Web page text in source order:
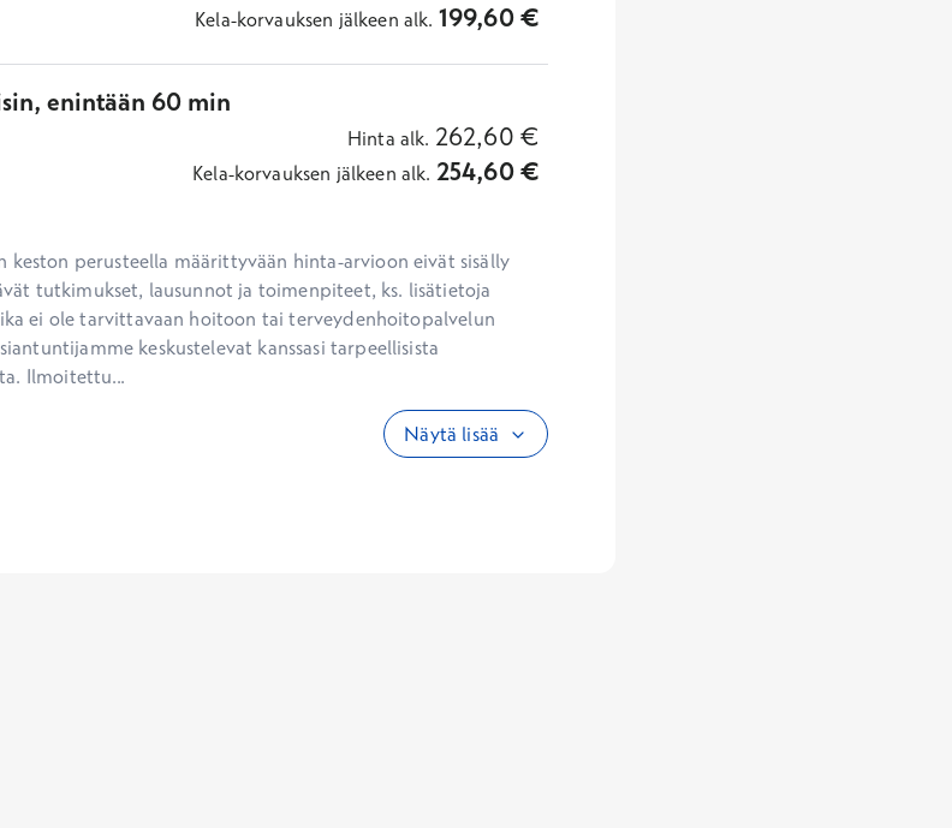
Kela-korvauksen jälkeen alk. 199,60€
enintään 60 min
Hinta alk. 262,60 €
Kela-korvauksen jälkeen alk. 254,60€
keston perusteella määrittyvään hinta-arvioon eivät sisälly
tutkimukset, lausunnot ja toimenpiteet, ks. lisätietoja
ei ole tarvittavaan hoitoon tai terveydenhoitopalvelun
keskustelevat kanssasi tarpeellisista
Ilmoitettu...
Näytä lisää